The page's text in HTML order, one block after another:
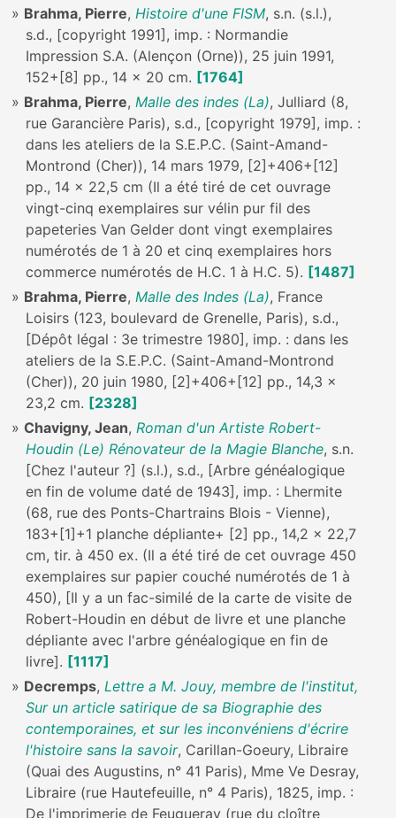
Brahma, Pierre, Histoire d'une FISM, s.n. (s.l.),
s.d., [copyright 1991], imp. : Normandie
Impression S.A. (Alençon (Orne)), 25 juin 1991,
152+[8] pp., 14 x 20 cm. [1764]
Brahma, Pierre, Malle des indes (La), Julliard (8,
rue Garancière Paris), s.d., [copyright 1979], imp. :
dans les ateliers de la S.E.P.C. (Saint-Amand-
Montrond (Cher)), 14 mars 1979, [2]+406+[12]
pp., 14 x 22,5 cm (Il a été tiré de cet ouvrage
vingt-cinq exemplaires sur vélin pur fil des
papeteries Van Gelder dont vingt exemplaires
numérotés de 1 à 20 et cinq exemplaires hors
commerce numérotés de H.C. 1 à H.C. 5). [1487]
Brahma, Pierre, Malle des Indes (La), France
Loisirs (123, boulevard de Grenelle, Paris), s.d.,
[Dépôt légal : 3e trimestre 1980], imp. : dans les
ateliers de la S.E.P.C. (Saint-Amand-Montrond
(Cher)), 20 juin 1980, [2]+406+[12] pp., 14,3 x
23,2 cm. [2328]
Chavigny, Jean, Roman d'un Artiste Robert-
Houdin (Le) Rénovateur de la Magie Blanche, s.n.
[Chez l'auteur ?] (s.l.), s.d., [Arbre généalogique
en fin de volume daté de 1943], imp. : Lhermite
(68, rue des Ponts-Chartrains Blois - Vienne),
183+[1]+1 planche dépliante+ [2] pp., 14,2 x 22,7
cm, tir. à 450 ex. (Il a été tiré de cet ouvrage 450
exemplaires sur papier couché numérotés de 1 à
450), [Il y a un fac-similé de la carte de visite de
Robert-Houdin en début de livre et une planche
dépliante avec l'arbre généalogique en fin de
livre]. [1117]
Decremps, Lettre a M. Jouy, membre de l'institut,
Sur un article satirique de sa Biographie des
contemporaines, et sur les inconvéniens d'écrire
l'histoire sans la savoir, Carillan-Goeury, Libraire
(Quai des Augustins, n° 41 Paris), Mme Ve Desray,
Libraire (rue Hautefeuille, n° 4 Paris), 1825, imp. :
De l'imprimerie de Feugueray (rue du cloître